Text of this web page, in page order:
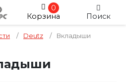
0
Корзина
Поиск
/ Deutz / Вкладыши